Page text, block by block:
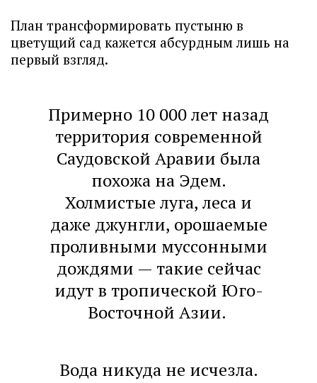
План трансформировать пустыню в
цветущий сад кажется абсурдным лишь на
первый взгляд.
Примерно 10 000 лет назад
территория современной
Саудовской Аравии была
похожа на Эдем.
Холмистые луга, леса и
даже джунгли, орошаемые
проливными муссонными
дождями — такие сейчас
идут в тропической Юго-
Восточной Азии.
Вода никуда не исчезла.